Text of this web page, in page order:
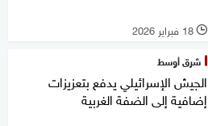
l 18 فبراير 2026
شرق أوسط
الجيش الإسرائيلي يدفع بتعزيزات
إضافية إلى الضفة الغربية